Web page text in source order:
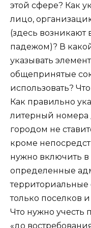
этой сфере? Как
лицо,
(здесь
падежом)? В
указывать
общепринятые
использовать?
Как правильно
литерный номера
городом не
кроме
нужно включить
определенные
территориальные
только поселков
Что нужно учесть
«до